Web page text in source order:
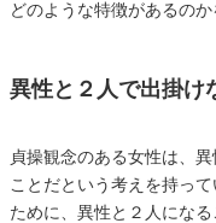
どのような特徴があるのか
異性と２人で出掛け
貞操観念のある女性は、
ことだという考えを持っ
ために、異性と２人にな